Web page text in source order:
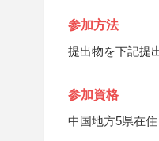
参加方法
提出物を下記提
参加資格
中国地方5県在